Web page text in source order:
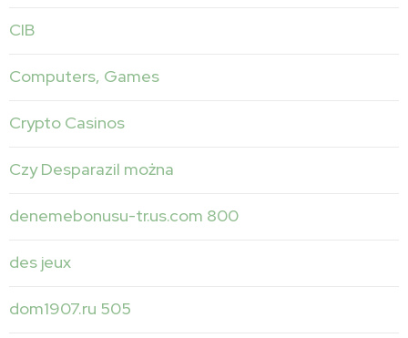
CIB
Computers, Games
Crypto Casinos
Czy Desparazil można
denemebonusu-tr.us.com 800
des jeux
dom1907.ru 505